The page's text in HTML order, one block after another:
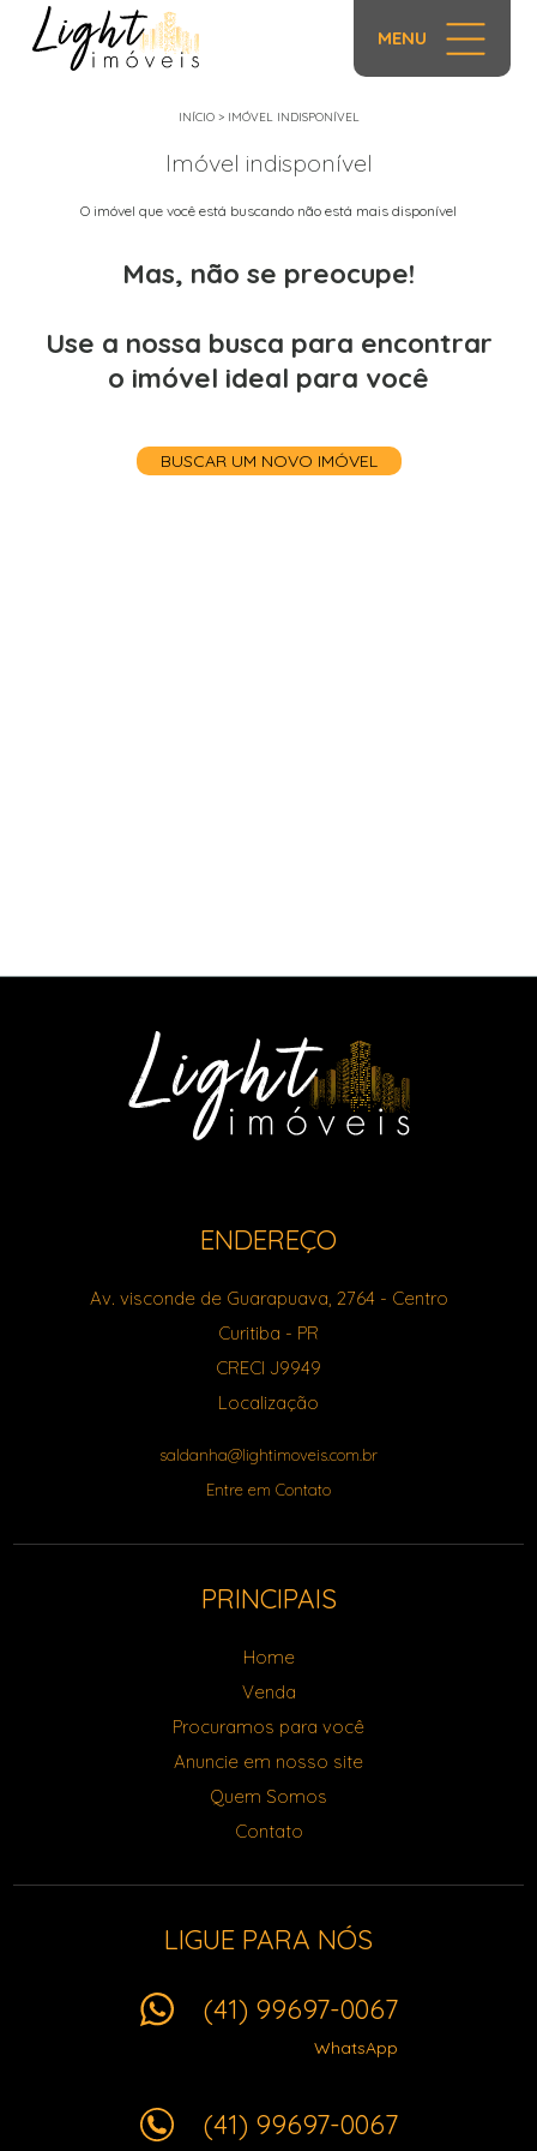
MENU
INÍCIO> IMÓVEL INDISPONÍVEL
Imóvel indisponível
O imóvel que você está buscando não está mais disponível
Mas, não se preocupe!
Use a nossa busca para encontrar
o imóvel ideal para você
BUSCAR UM NOVO IMÓVEL
ENDEREÇO
Av. visconde de Guarapuava, 2764- Centro
Curitiba - PR
CRECI J9949
Localização
saldanha@lightimoveis.com.br
Entre em Contato
PRINCIPAIS
Home
Venda
Procuramos para você
Anuncie em nosso site
Quem Somos
Contato
LIGUE PARA NÓS
(41) 99697-0067
WhatsApp
(41) 99697-0067